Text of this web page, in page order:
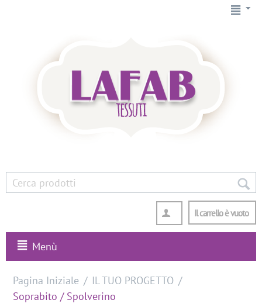
Il carrello è vuoto
Menù
Pagina Iniziale / IL TUO PROGETTO /
Soprabito / Spolverino